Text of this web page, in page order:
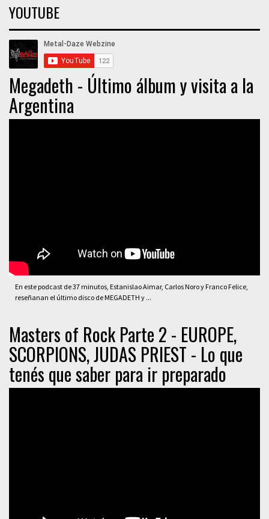
YOUTUBE
Megadeth - Último álbum y visita a la
Argentina
En este podcast de 37 minutos, Estanislao Aimar, Carlos Noro y Franco Felice,
reseñanan el último disco de MEGADETH y ...
Masters of Rock Parte 2 - EUROPE,
SCORPIONS, JUDAS PRIEST - Lo que
tenés que saber para ir preparado